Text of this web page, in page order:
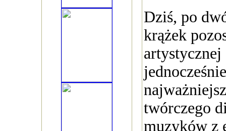
Dziś, po
krążek
twórczego
muzyków z